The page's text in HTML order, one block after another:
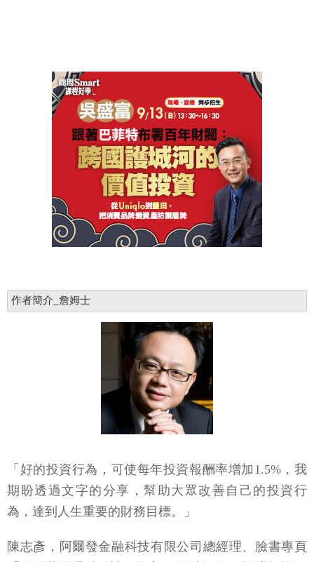
作者簡介_詹姆士
「好的投資行為，可使每年投資報酬率增加1.5%，我
期盼透過文字的分享，幫助大眾改善自己的投資行
為，達到人生重要的財務目標。」
陳志彥，阿爾發金融科技有限公司總經理、臉書專頁